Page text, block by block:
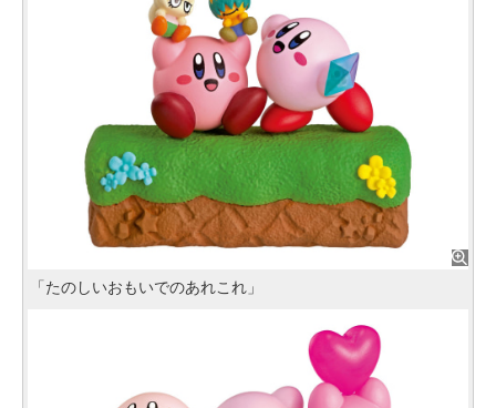
「たのしいおもいでのあれこれ」